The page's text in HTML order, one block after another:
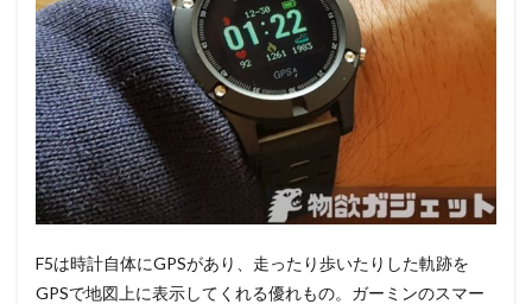
F5は時計自体にGPSがあり、走ったり歩いたりした軌跡を
GPSで地図上に表示してくれる優れもの。ガーミンのスマー